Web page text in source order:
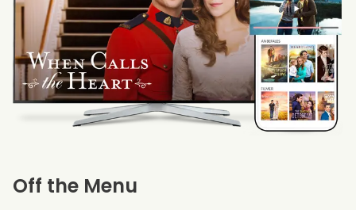
Off the Menu